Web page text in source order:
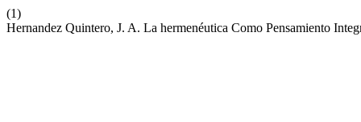
(1)
Hernandez Quintero, J. A. La hermenéutica Como Pensamiento